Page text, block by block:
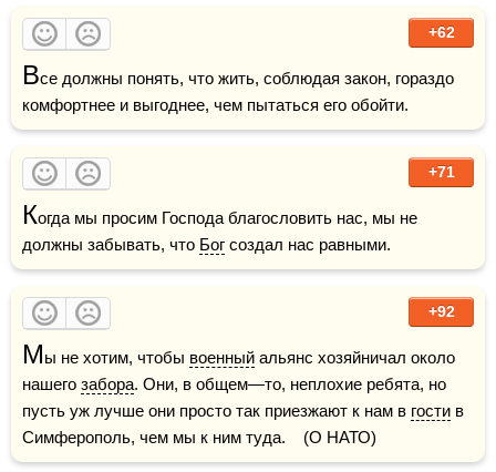
+62
Все должны понять, что жить, соблюдая закон, гораздо
комфортнее и выгоднее, чем пытаться его обойти.
+71
Когда мы просим Господа благословить нас, мы не
должны забывать, что Бог создал нас равными.
+92
Мы не хотим, чтобы военный альянс хозяйничал около
нашего забора. Они, в общем—то, неплохие ребята, но
пусть уж лучше они просто так приезжают к нам в гости в
Симферополь, чем мы к ним туда.    (О НАТО)